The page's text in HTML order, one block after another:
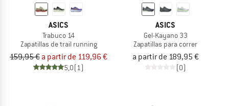
ASICS
Trabuco 14
Zapatillas de trail running
159,95 € a partir de 119,96 €
5,0(1)
ASICS
Gel-Kayano 33
Zapatillas para correr
a partir de 189,95 €
(0)